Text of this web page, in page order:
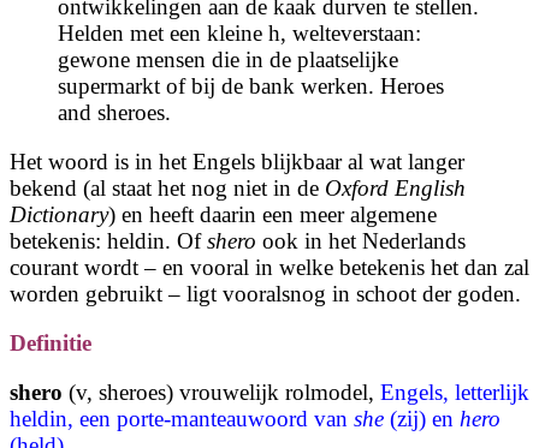
ontwikkelingen aan de kaak durven te stellen.
Helden met een kleine h, welteverstaan:
gewone mensen die in de plaatselijke
supermarkt of bij de bank werken. Heroes
and sheroes.
Het woord is in het Engels blijkbaar al wat langer
bekend (al staat het nog niet in de Oxford English
Dictionary) en heeft daarin een meer algemene
betekenis: heldin. Ofshero ook in het Nederlands
courant wordt – en vooral in welke betekenis het dan zal
worden gebruikt – ligt vooralsnog in schoot der goden.
Definitie
shero (v, sheroes) vrouwelijk rolmodel, Engels, letterlijk
heldin, een porte-manteauwoord van she (zij) en hero